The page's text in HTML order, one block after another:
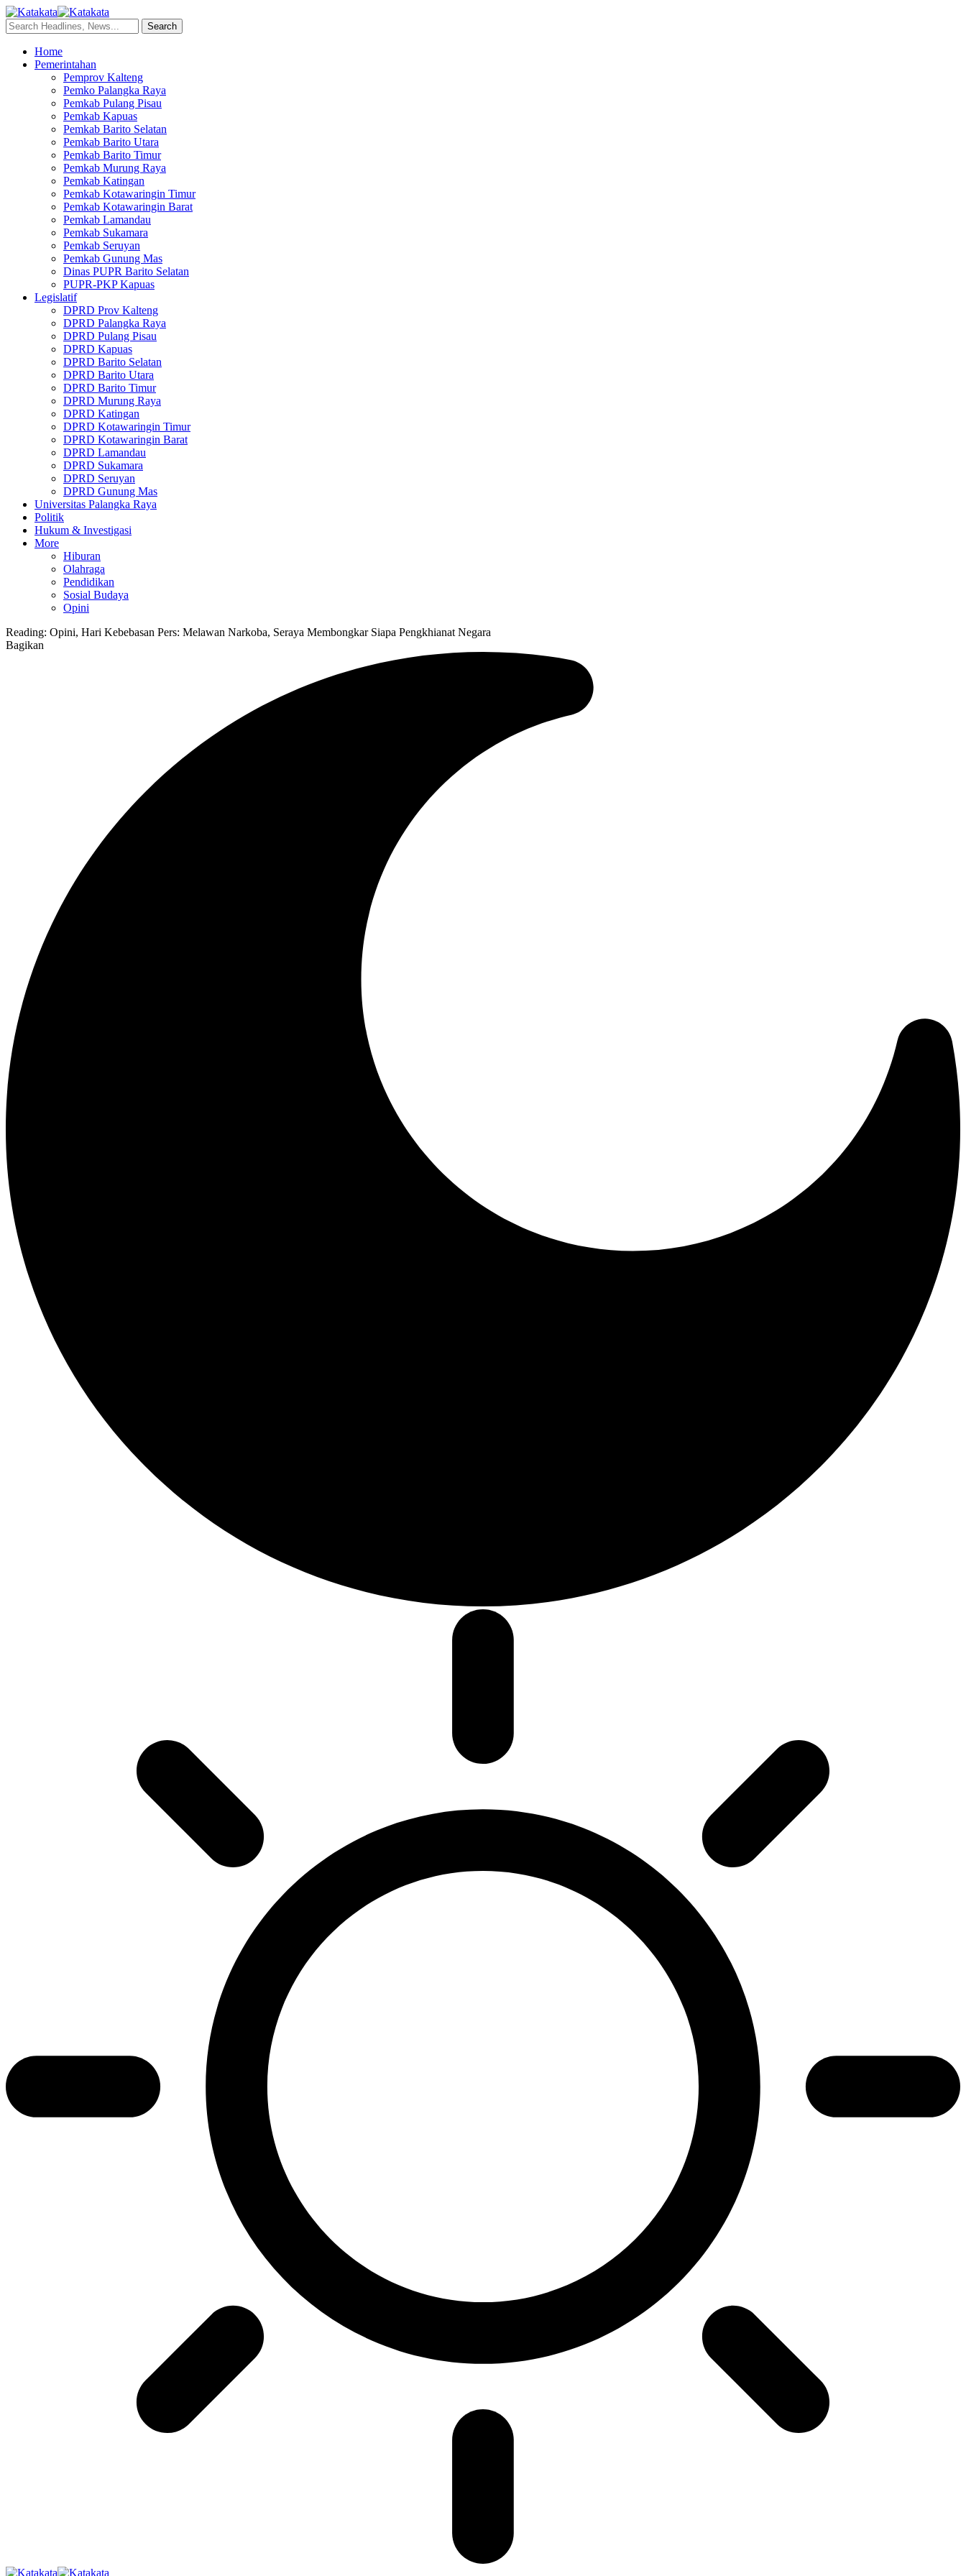
Home
Pemerintahan
Pemprov Kalteng
Pemko Palangka Raya
Pemkab Pulang Pisau
Pemkab Kapuas
Pemkab Barito Selatan
Pemkab Barito Utara
Pemkab Barito Timur
Pemkab Murung Raya
Pemkab Katingan
Pemkab Kotawaringin Timur
Pemkab Kotawaringin Barat
Pemkab Lamandau
Pemkab Sukamara
Pemkab Seruyan
Pemkab Gunung Mas
Dinas PUPR Barito Selatan
PUPR-PKP Kapuas
Legislatif
DPRD Prov Kalteng
DPRD Palangka Raya
DPRD Pulang Pisau
DPRD Kapuas
DPRD Barito Selatan
DPRD Barito Utara
DPRD Barito Timur
DPRD Murung Raya
DPRD Katingan
DPRD Kotawaringin Timur
DPRD Kotawaringin Barat
DPRD Lamandau
DPRD Sukamara
DPRD Seruyan
DPRD Gunung Mas
Universitas Palangka Raya
Politik
Hukum & Investigasi
More
Hiburan
Olahraga
Pendidikan
Sosial Budaya
Opini
Reading: Opini, Hari Kebebasan Pers: Melawan Narkoba, Seraya Membongkar Siapa Pengkhianat Negara
Bagikan